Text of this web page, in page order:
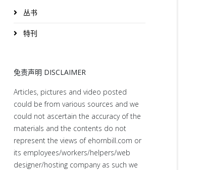
丛书
特刊
免责声明 DISCLAIMER
Articles, pictures and video posted
could be from various sources and we
could not ascertain the accuracy of the
materials and the contents do not
represent the views of ehornbill.com or
its employees/workers/helpers/web
designer/hosting company as such we